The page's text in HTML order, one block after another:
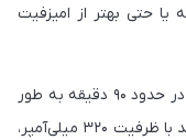
یا حتی بهتر از امیزفیت
نکته دیگر زمان شارژ است: امیزفیت pop 3R در حدود ۹۰ دقیقه به طور
کامل شارژ می‌شود که برای یک ساعت هوشمند با ظرفیت ۳۲۰ میلی‌آمپر،